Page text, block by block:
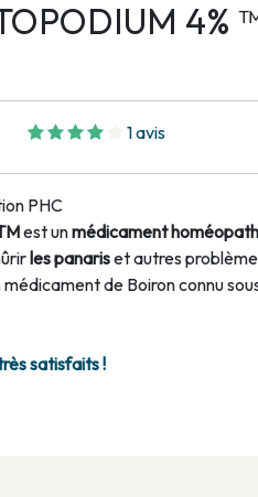
4%
1 avis
PHC
est unmédicament
les panariset autres
de Boiron connu
satisfaits !